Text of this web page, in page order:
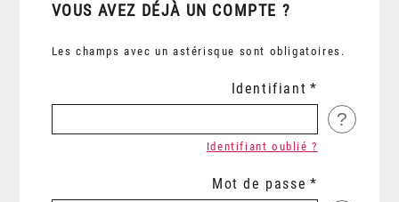
VOUS AVEZ DÉJÀ UN COMPTE ?
Les champs avec un astérisque sont obligatoires.
Identifiant
?
Identifiant oublié ?
Mot de passe